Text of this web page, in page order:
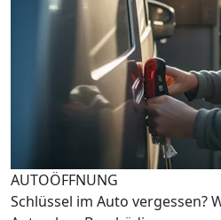
AUTOÖFFNUNG
Schlüssel im Auto vergessen?